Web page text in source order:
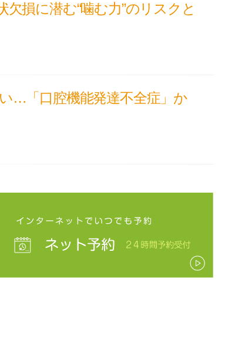
損に潜む“噛む力”のリスクと
…「口腔機能発達不全症」か